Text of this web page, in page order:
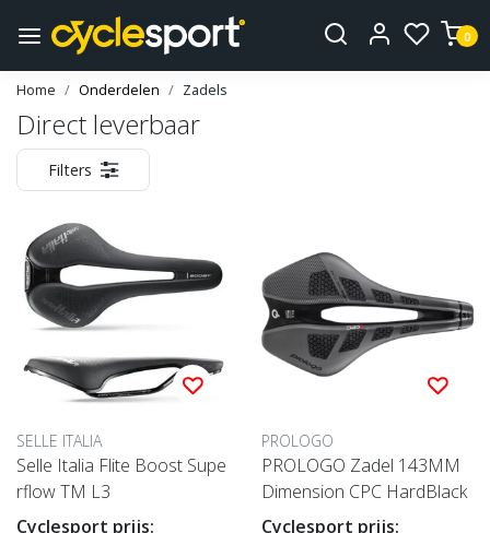
0
Home Onderdelen Zadels
Direct leverbaar
Filters
SELLE ITALIA
Selle Italia Flite Boost Supe
rflow TM L3
Cyclesport prijs:
PROLOGO
PROLOGO Zadel 143MM
Dimension CPC HardBlack
Cyclesport prijs: